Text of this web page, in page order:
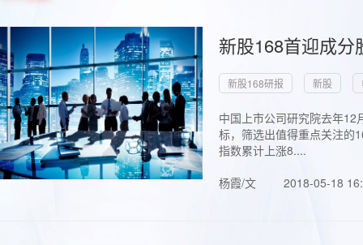
新股168首迎成
新股168研报 新股
中国上市公司研究院去年
标，筛选出值得重点关注的
指数累计上涨8....
杨霞/文
2018-05-18